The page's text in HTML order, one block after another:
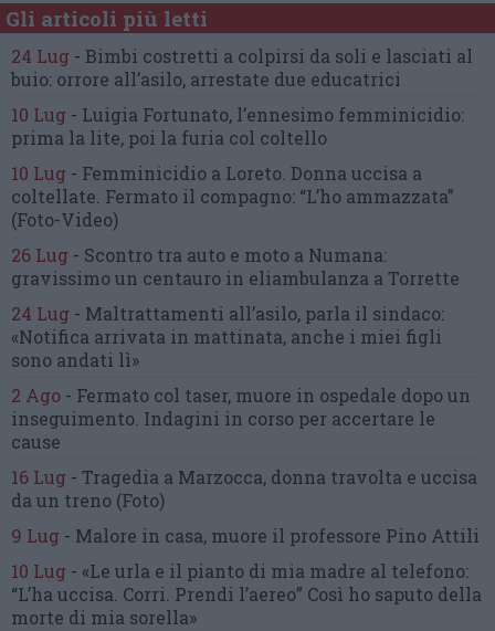
Gli articoli più letti
24 Lug - Bimbi costretti a colpirsi da soli e lasciati al
buio: orrore all’asilo, arrestate due educatrici
10 Lug - Luigia Fortunato, l’ennesimo femminicidio:
prima la lite, poi la furia col coltello
10 Lug - Femminicidio a Loreto. Donna uccisa a
coltellate. Fermato il compagno: “L’ho ammazzata”
(Foto-Video)
26 Lug - Scontro tra auto e moto a Numana:
gravissimo un centauro in eliambulanza a Torrette
24 Lug - Maltrattamenti all’asilo, parla il sindaco:
«Notifica arrivata in mattinata, anche i miei figli
sono andati lì»
2 Ago - Fermato col taser, muore in ospedale dopo un
inseguimento. Indagini in corso per accertare le
cause
16 Lug - Tragedia a Marzocca, donna travolta e uccisa
da un treno (Foto)
9 Lug - Malore in casa, muore il professore Pino Attili
10 Lug - «Le urla e il pianto di mia madre al telefono:
“L’ha uccisa. Corri. Prendi l’aereo” Così ho saputo della
morte di mia sorella»